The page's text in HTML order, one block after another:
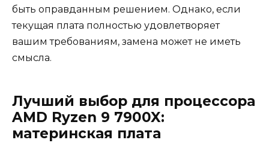
быть оправданным решением. Однако, если
текущая плата полностью удовлетворяет
вашим требованиям, замена может не иметь
смысла.
Лучший выбор для процессора
AMD Ryzen 9 7900X:
материнская плата